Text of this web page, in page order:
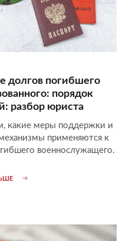
долгов погибшего
порядок
разбор юриста
какие меры поддержки и
применяются к
военнослужащего.